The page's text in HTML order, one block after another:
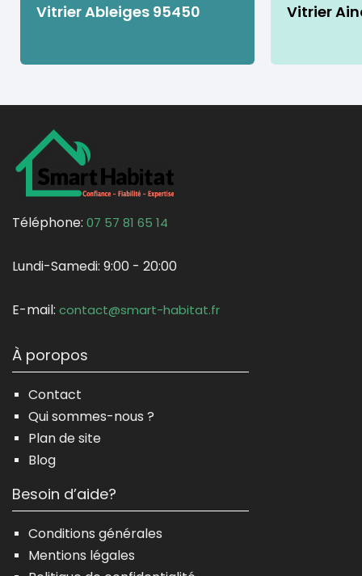
Vitrier Ableiges 95450 Vitrier
Téléphone: 07 57 81 65 14
Lundi-Samedi: 9:00 - 20:00
E-mail: contact@smart-habitat.fr
À poropos
Contact
Qui sommes-nous ?
Plan de site
Blog
Besoin d’aide?
Conditions générales
Mentions légales